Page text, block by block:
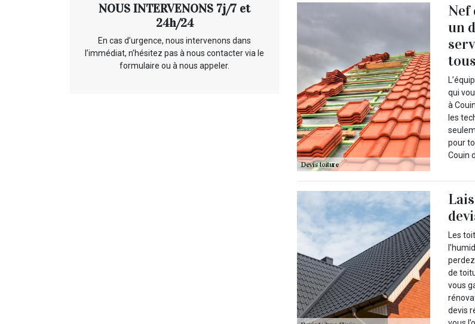
NOUS INTERVENONS 7j/7 et
24h/24
En cas d’urgence, nous intervenons dans
l’immédiat, n’hésitez pas à nous contacter via le
formulaire ou à nous appeler.
Nef
un
qui
à
les
pour
Couin
Les
de
vous
devis